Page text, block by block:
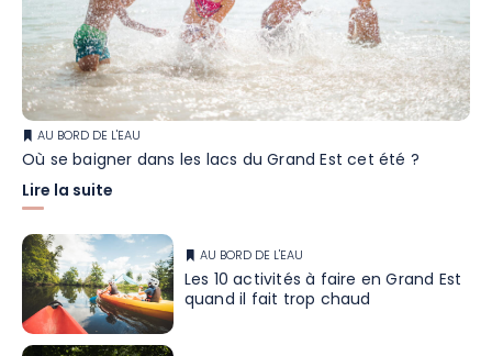
AU BORD DE L'EAU
Où se baigner dans les lacs du Grand Est cet été ?
Lire la suite
AU BORD DE L'EAU
Les 10 activités à faire en Grand Est
quand il fait trop chaud